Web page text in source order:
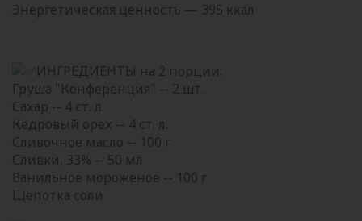
Энергетическая ценность — 395 ккал
ИНГРЕДИЕНТЫ на 2 порции:
Груша "Конференция" -- 2 шт.
Сахар -- 4 ст. л.
Кедровый орех -- 4 ст. л.
Сливочное масло -- 100 г
Сливки, 33% -- 50 мл
Ванильное мороженое -- 100 г
Щепотка соли